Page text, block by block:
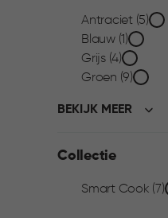
Kleur
filter
Antraciet (5)
Blauw (1)
Grijs (4)
Groen (9)
BEKIJK MEER
Collectie
Smart Cook (7)